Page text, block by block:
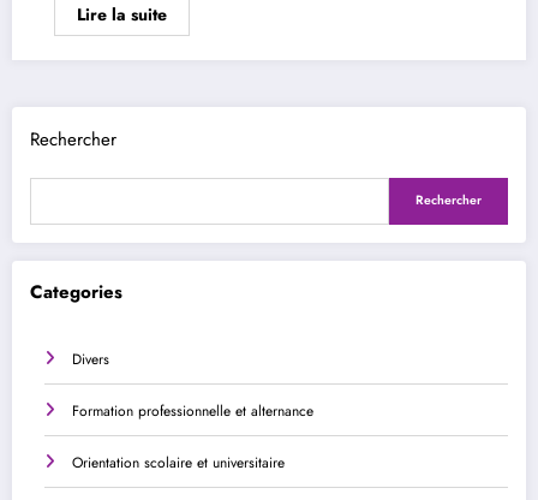
Lire la suite
Rechercher
Rechercher
Categories
Divers
Formation professionnelle et alternance
Orientation scolaire et universitaire